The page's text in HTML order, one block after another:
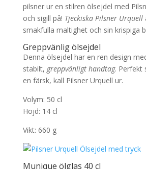
pilsner ur en stilren ölsejdel med
och sigill på! Tjeckiska Pilsner Urquell
smakfulla maltighet och sin krispiga
Greppvänlig ölsejdel
Denna ölsejdel har en ren design
stabilt, greppvänligt handtag. Perfekt
en färsk, kall Pilsner Urquell ur.
Volym: 50 cl
Höjd: 14 cl
Vikt: 660 g
Munique ölglas 40 cl